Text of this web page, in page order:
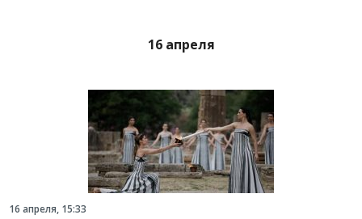
16 апреля
16 апреля, 15:33